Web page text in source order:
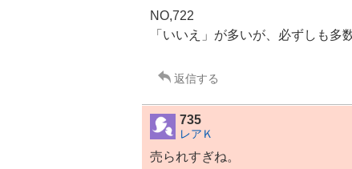
NO,722
「いいえ」が多いが、必ずしも多
返信する
735
レアＫ
売られすぎね。